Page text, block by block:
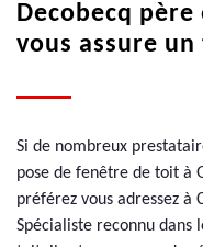
Decobecq
vous assure
Si de nombreux
pose de fenêtre de toit à
préférez vous adressez à
Spécialiste reconnu dans